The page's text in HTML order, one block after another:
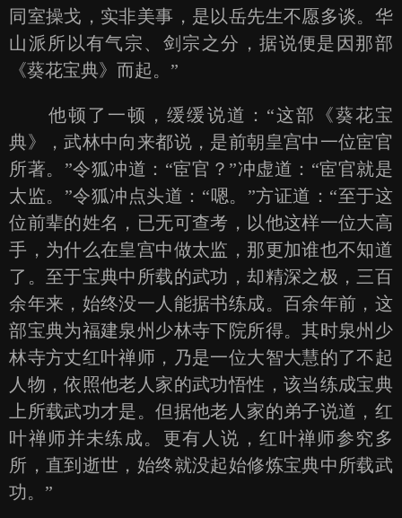
同室操戈，实非美事，是以岳先生不愿多谈。华
山派所以有气宗、剑宗之分，据说便是因那部
《葵花宝典》而起。”
他顿了一顿，缓缓说道：“这部《葵花宝
典》，武林中向来都说，是前朝皇宫中一位宦官
所著。”令狐冲道：“宦官？”冲虚道：“宦官就是
太监。”令狐冲点头道：“嗯。”方证道：“至于这
位前辈的姓名，已无可查考，以他这样一位大高
手，为什么在皇宫中做太监，那更加谁也不知道
了。至于宝典中所载的武功，却精深之极，三百
余年来，始终没一人能据书练成。百余年前，这
部宝典为福建泉州少林寺下院所得。其时泉州少
林寺方丈红叶禅师，乃是一位大智大慧的了不起
人物，依照他老人家的武功悟性，该当练成宝典
上所载武功才是。但据他老人家的弟子说道，红
叶禅师并未练成。更有人说，红叶禅师参究多
所，直到逝世，始终就没起始修炼宝典中所载武
功。”